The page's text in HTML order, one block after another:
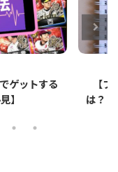
ィルムと
【プ